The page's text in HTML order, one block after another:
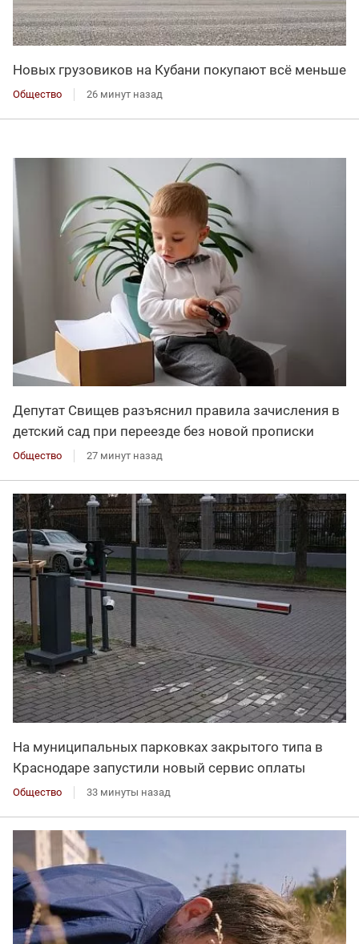
Новых грузовиков на Кубани покупают всё меньше
Общество 26 минут назад
Депутат Свищев разъяснил правила зачисления в
детский сад при переезде без новой прописки
Общество 27 минут назад
На муниципальных парковках закрытого типа в
Краснодаре запустили новый сервис оплаты
Общество 33 минуты назад